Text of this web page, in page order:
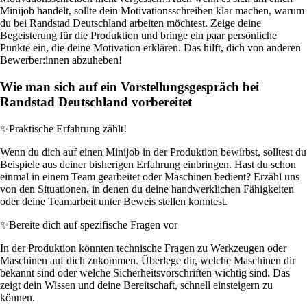
Minijob handelt, sollte dein Motivationsschreiben klar machen, warum
du bei Randstad Deutschland arbeiten möchtest. Zeige deine
Begeisterung für die Produktion und bringe ein paar persönliche
Punkte ein, die deine Motivation erklären. Das hilft, dich von anderen
Bewerber:innen abzuheben!
Wie man sich auf ein Vorstellungsgespräch bei
Randstad Deutschland vorbereitet
✨Praktische Erfahrung zählt!
Wenn du dich auf einen Minijob in der Produktion bewirbst, solltest du
Beispiele aus deiner bisherigen Erfahrung einbringen. Hast du schon
einmal in einem Team gearbeitet oder Maschinen bedient? Erzähl uns
von den Situationen, in denen du deine handwerklichen Fähigkeiten
oder deine Teamarbeit unter Beweis stellen konntest.
✨Bereite dich auf spezifische Fragen vor
In der Produktion könnten technische Fragen zu Werkzeugen oder
Maschinen auf dich zukommen. Überlege dir, welche Maschinen dir
bekannt sind oder welche Sicherheitsvorschriften wichtig sind. Das
zeigt dein Wissen und deine Bereitschaft, schnell einsteigern zu
können.